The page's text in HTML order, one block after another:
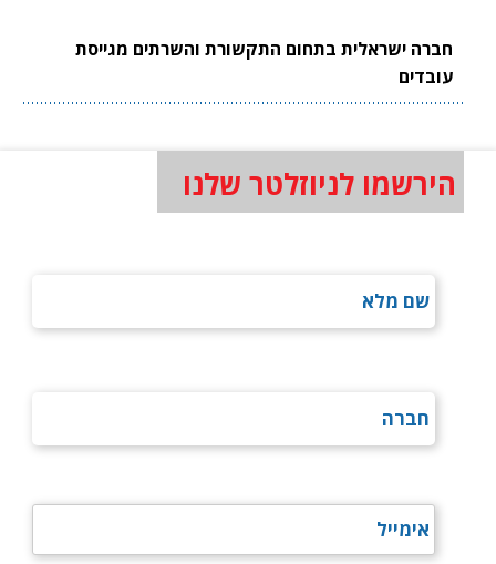
חברה ישראלית בתחום התקשורת והשרתים מגייסת
עובדים
הירשמו לניוזלטר שלנו